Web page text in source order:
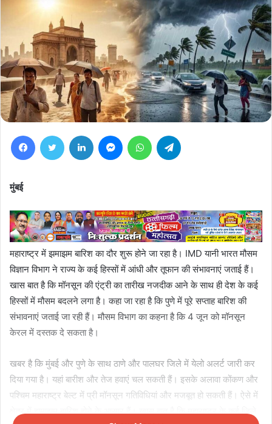
FacebookTwitter LinkedIn MessengerWhatsApp
मुंबई
महाराष्ट्र में झमाझम बारिश का दौर शुरू होने जा रहा है। IMD यानी भारत मौसम
विज्ञान विभाग ने राज्य के कई हिस्सों में आंधी और तूफान की संभावनाएं जताई हैं।
खास बात है कि मॉनसून की एंट्री का तारीख नजदीक आने के साथ ही देश के कई
हिस्सों में मौसम बदलने लगा है। कहा जा रहा है कि पुणे में पूरे सप्ताह बारिश की
संभावनाएं जताई जा रही हैं। मौसम विभाग का कहना है कि 4 जून को मॉनसून
केरल में दस्तक दे सकता है।
खबर है कि मुंबई और पुणे के साथ ठाणे और पालघर जिले में येलो अलर्ट जारी कर
दिया गया है। यहां बारीश और तेज हवाएं चल सकती हैं। इसके अलावा कोंकण और
पश्चिम महाराष्ट्र बेल्ट में प्री मॉनसून गतिविधियां और मजबूत हो सकती हैं। ऐसे में
क्षेत्र में झमाझम बारिश होने के आसार हैं। खास बात है कि महाराष्ट्र के कई जिले